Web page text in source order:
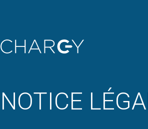
NOTICE